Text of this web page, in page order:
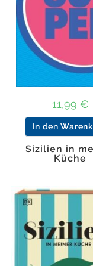
11,99 €
In den
Sizilien in
Küche